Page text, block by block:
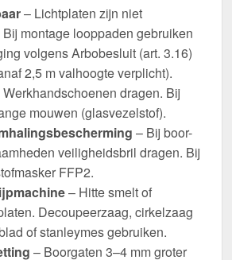
– Lichtplaten zijn niet
montage looppaden gebruiken
volgens Arbobesluit (art. 3.16)
2,5 m valhoogte verplicht).
Werkhandschoenen dragen. Bij
mouwen (glasvezelstof).
– Bij boor-
veiligheidsbril dragen. Bij
FFP2.
– Hitte smelt of
Decoupeerzaag, cirkelzaag
of stanleymes gebruiken.
– Boorgaten 3–4 mm groter